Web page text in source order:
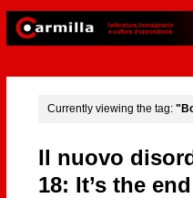
Currently viewing the tag:
Il nuovo
18: It’s the